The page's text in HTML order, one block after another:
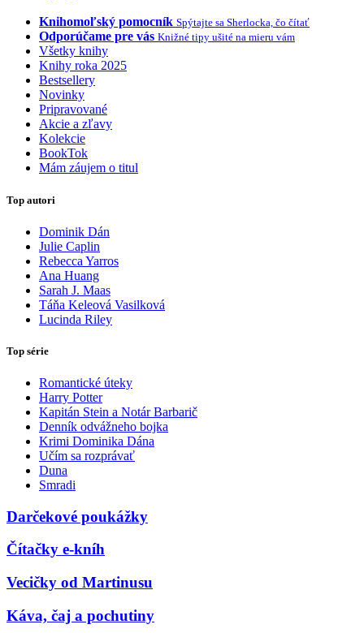
Knihomoľský pomocník Spýtajte sa Sherlocka, čo čítať
Odporúčame pre vás Knižné tipy ušité na mieru vám
Všetky knihy
Knihy roka 2025
Bestsellery
Novinky
Pripravované
Akcie a zľavy
Kolekcie
BookTok
Mám záujem o titul
Top autori
Dominik Dán
Julie Caplin
Rebecca Yarros
Ana Huang
Sarah J. Maas
Táňa Keleová Vasilková
Lucinda Riley
Top série
Romantické úteky
Harry Potter
Kapitán Stein a Notár Barbarič
Denník odvážneho bojka
Krimi Dominika Dána
Učím sa rozprávať
Duna
Smradi
Darčekové poukážky
Čítačky e-kníh
Vecičky od Martinusu
Káva, čaj a pochutiny